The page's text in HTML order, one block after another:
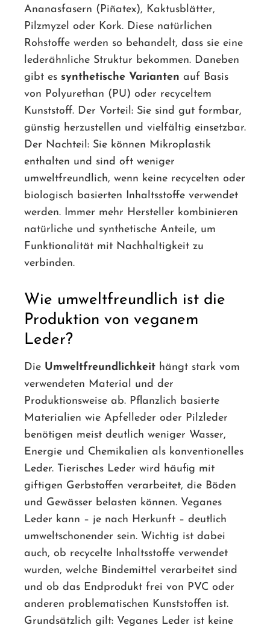
Ananasfasern (Piñatex), Kaktusblätter,
Pilzmyzel oder Kork. Diese natürlichen
Rohstoffe werden so behandelt, dass sie eine
lederähnliche Struktur bekommen. Daneben
gibt es synthetische Varianten auf Basis
von Polyurethan (PU) oder recyceltem
Kunststoff. Der Vorteil: Sie sind gut formbar,
günstig herzustellen und vielfältig einsetzbar.
Der Nachteil: Sie können Mikroplastik
enthalten und sind oft weniger
umweltfreundlich, wenn keine recycelten oder
biologisch basierten Inhaltsstoffe verwendet
werden. Immer mehr Hersteller kombinieren
natürliche und synthetische Anteile, um
Funktionalität mit Nachhaltigkeit zu
verbinden.
Wie umweltfreundlich ist die
Produktion von veganem
Leder?
Die Umweltfreundlichkeit hängt stark vom
verwendeten Material und der
Produktionsweise ab. Pflanzlich basierte
Materialien wie Apfelleder oder Pilzleder
benötigen meist deutlich weniger Wasser,
Energie und Chemikalien als konventionelles
Leder. Tierisches Leder wird häufig mit
giftigen Gerbstoffen verarbeitet, die Böden
und Gewässer belasten können. Veganes
Leder kann – je nach Herkunft – deutlich
umweltschonender sein. Wichtig ist dabei
auch, ob recycelte Inhaltsstoffe verwendet
wurden, welche Bindemittel verarbeitet sind
und ob das Endprodukt frei von PVC oder
anderen problematischen Kunststoffen ist.
Grundsätzlich gilt: Veganes Leder ist keine